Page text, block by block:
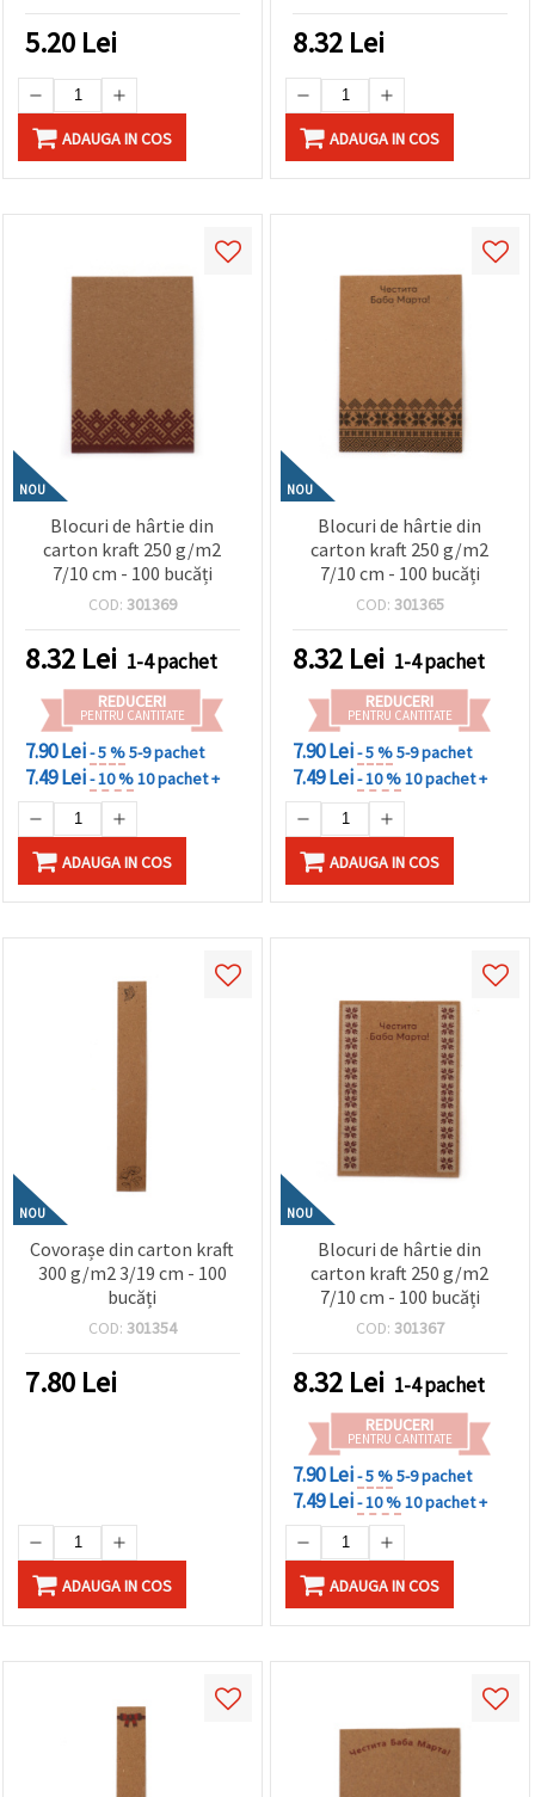
5.20 Lei
ADAUGA IN COS
8.32 Lei
ADAUGA IN COS
NOU
Blocuri de hârtie din
carton kraft 250 g/m2
7/10 cm - 100 bucăți
COD: 301369
8.32 Lei 1-4 pachet
REDUCERI
PENTRU CANTITATE
7.90 Lei- 5 %5-9 pachet
7.49 Lei- 10 %10 pachet +
ADAUGA IN COS
NOU
Blocuri de hârtie din
carton kraft 250 g/m2
7/10 cm - 100 bucăți
COD: 301365
8.32 Lei 1-4 pachet
REDUCERI
PENTRU CANTITATE
7.90 Lei- 5 %5-9 pachet
7.49 Lei- 10 %10 pachet +
ADAUGA IN COS
NOU
Covorașe din carton kraft
300 g/m2 3/19 cm - 100
bucăți
COD: 301354
7.80 Lei
ADAUGA IN COS
NOU
Blocuri de hârtie din
carton kraft 250 g/m2
7/10 cm - 100 bucăți
COD: 301367
8.32 Lei 1-4 pachet
REDUCERI
PENTRU CANTITATE
7.90 Lei- 5 %5-9 pachet
7.49 Lei- 10 %10 pachet +
ADAUGA IN COS